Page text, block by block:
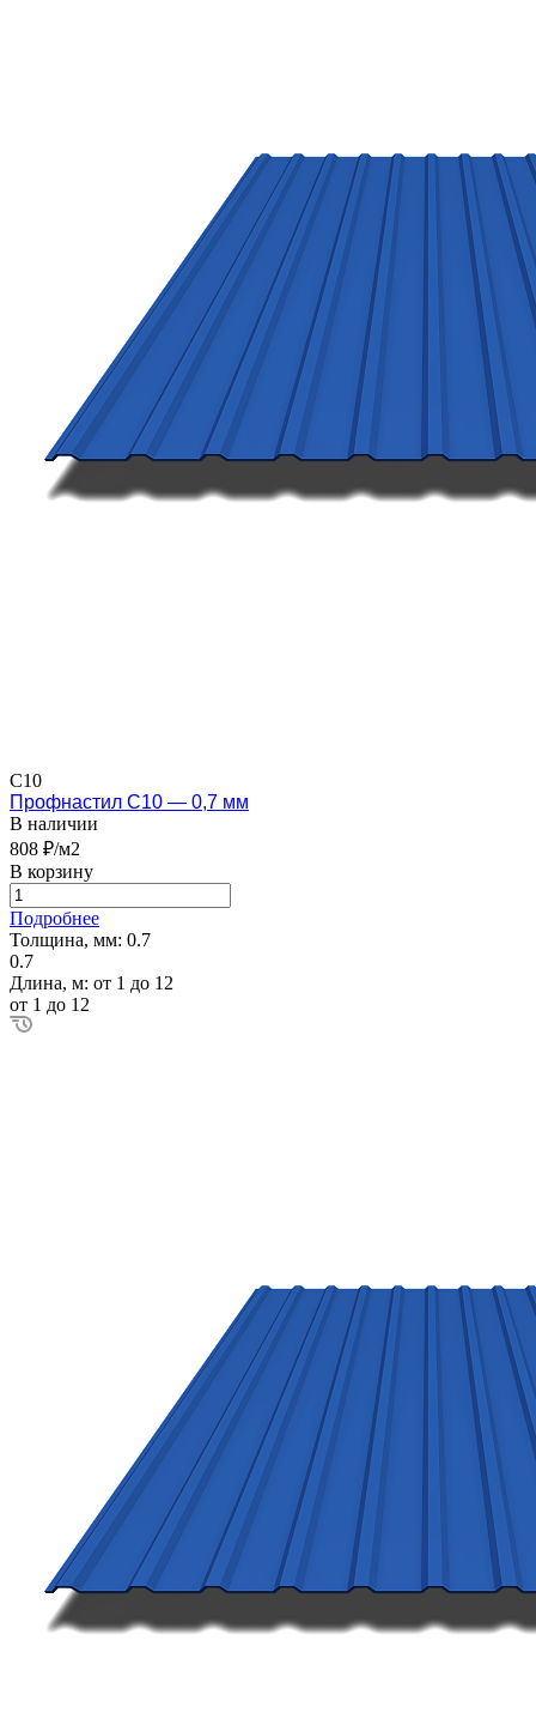
С10
Профнастил С10 — 0,7 мм
В наличии
808 ₽/м2
В корзину
Подробнее
Толщина, мм: 0.7
0.7
Длина, м: от 1 до 12
от 1 до 12